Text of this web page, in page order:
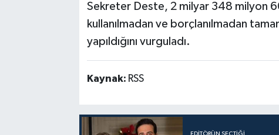
Sekreter Deste, 2 milyar 348 milyon
kullanılmadan ve borçlanılmadan
yapıldığını vurguladı.
Kaynak: RSS
EDITÖRÜN SEÇTIĞI